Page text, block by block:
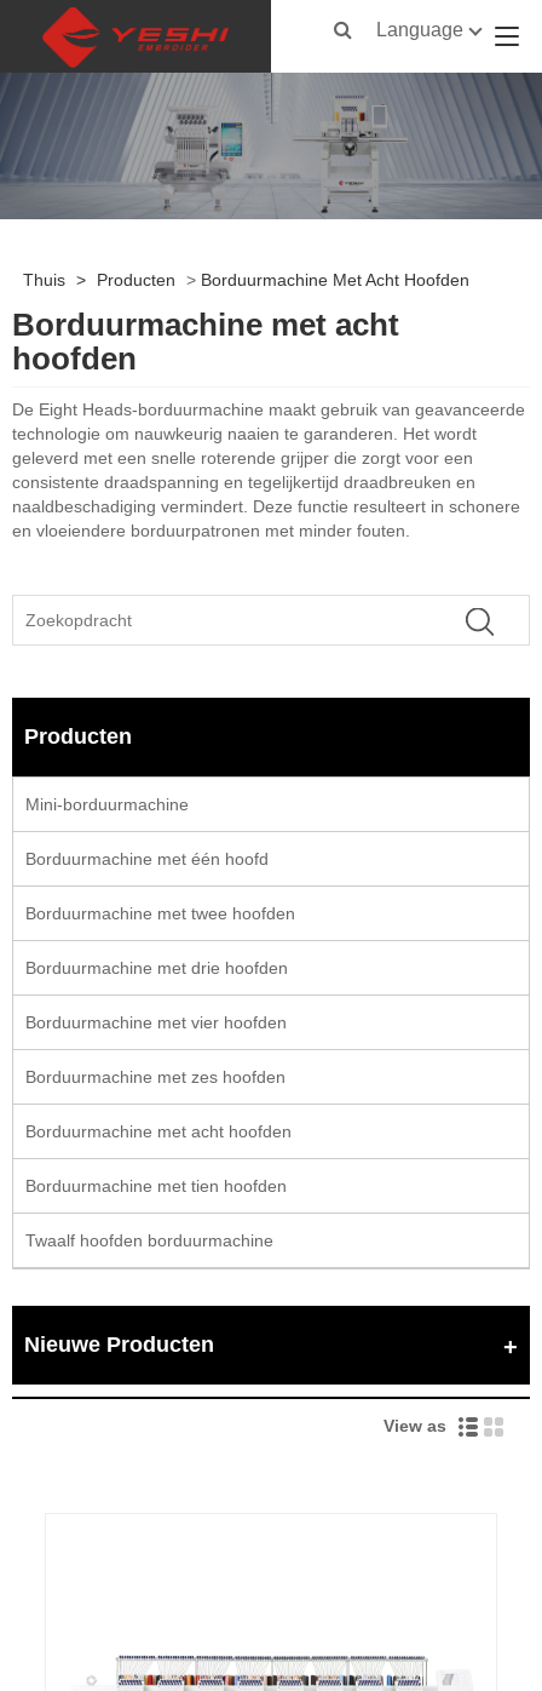
Language
Thuis > Producten > Borduurmachine Met Acht Hoofden
Borduurmachine met acht
hoofden
De Eight Heads-borduurmachine maakt gebruik van geavanceerde
technologie om nauwkeurig naaien te garanderen. Het wordt
geleverd met een snelle roterende grijper die zorgt voor een
consistente draadspanning en tegelijkertijd draadbreuken en
naaldbeschadiging vermindert. Deze functie resulteert in schonere
en vloeiendere borduurpatronen met minder fouten.
Producten
Mini-borduurmachine
Borduurmachine met één hoofd
Borduurmachine met twee hoofden
Borduurmachine met drie hoofden
Borduurmachine met vier hoofden
Borduurmachine met zes hoofden
Borduurmachine met acht hoofden
Borduurmachine met tien hoofden
Twaalf hoofden borduurmachine
Nieuwe Producten
View as